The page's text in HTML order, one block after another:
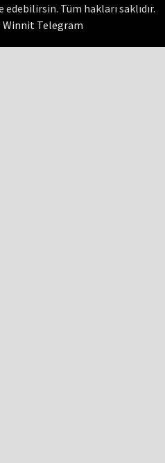
Tüm hakları saklıdır.
Winnit Telegram